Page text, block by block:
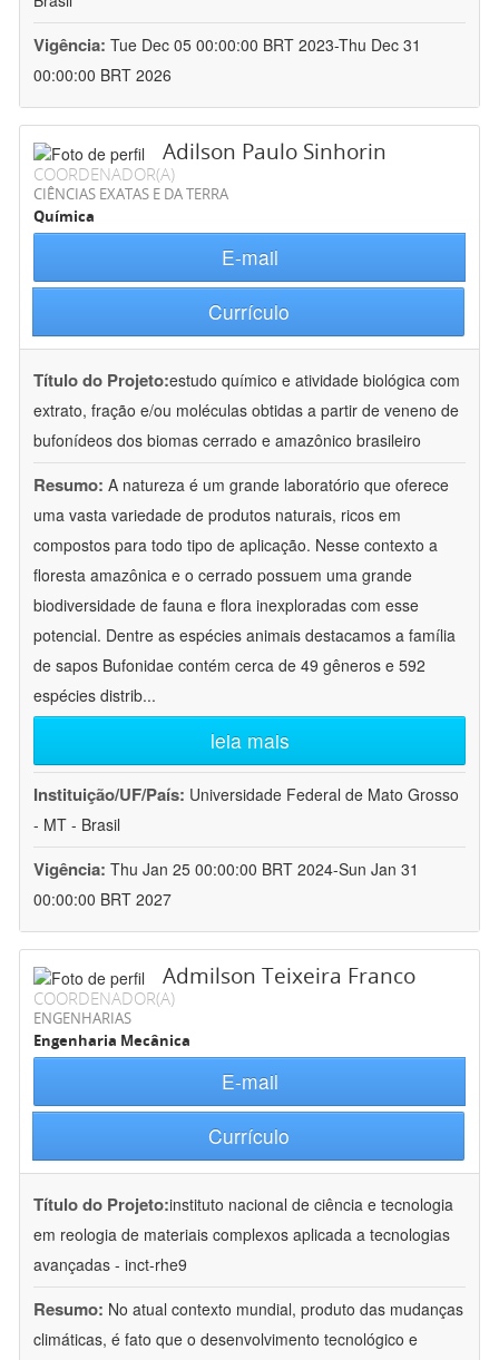
Vigência: Tue Dec 05 00:00:00 BRT 2023-Thu Dec 31
00:00:00 BRT 2026
Adilson Paulo Sinhorin
COORDENADOR(A)
CIÊNCIAS EXATAS E DA TERRA
Química
E-mail
Currículo
Título do Projeto:estudo químico e atividade biológica com
extrato, fração e/ou moléculas obtidas a partir de veneno de
bufonídeos dos biomas cerrado e amazônico brasileiro
Resumo: A natureza é um grande laboratório que oferece
uma vasta variedade de produtos naturais, ricos em
compostos para todo tipo de aplicação. Nesse contexto a
floresta amazônica e o cerrado possuem uma grande
biodiversidade de fauna e flora inexploradas com esse
potencial. Dentre as espécies animais destacamos a família
de sapos Bufonidae contém cerca de 49 gêneros e 592
espécies distrib...
leia mais
Instituição/UF/País: Universidade Federal de Mato Grosso
- MT - Brasil
Vigência: Thu Jan 25 00:00:00 BRT 2024-Sun Jan 31
00:00:00 BRT 2027
Admilson Teixeira Franco
COORDENADOR(A)
ENGENHARIAS
Engenharia Mecânica
E-mail
Currículo
Título do Projeto:instituto nacional de ciência e tecnologia
em reologia de materiais complexos aplicada a tecnologias
avançadas - inct-rhe9
Resumo: No atual contexto mundial, produto das mudanças
climáticas, é fato que o desenvolvimento tecnológico e